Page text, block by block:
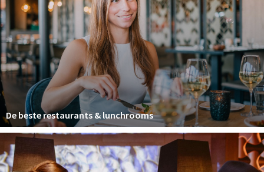
Winkels
Winkelgebieden
Parkeren
Bezienswaardigheden
Musea, theaters & podia
Uitjes & activiteiten
Toeristische routes
Natuurgebieden
De beste restaurants & lunchrooms